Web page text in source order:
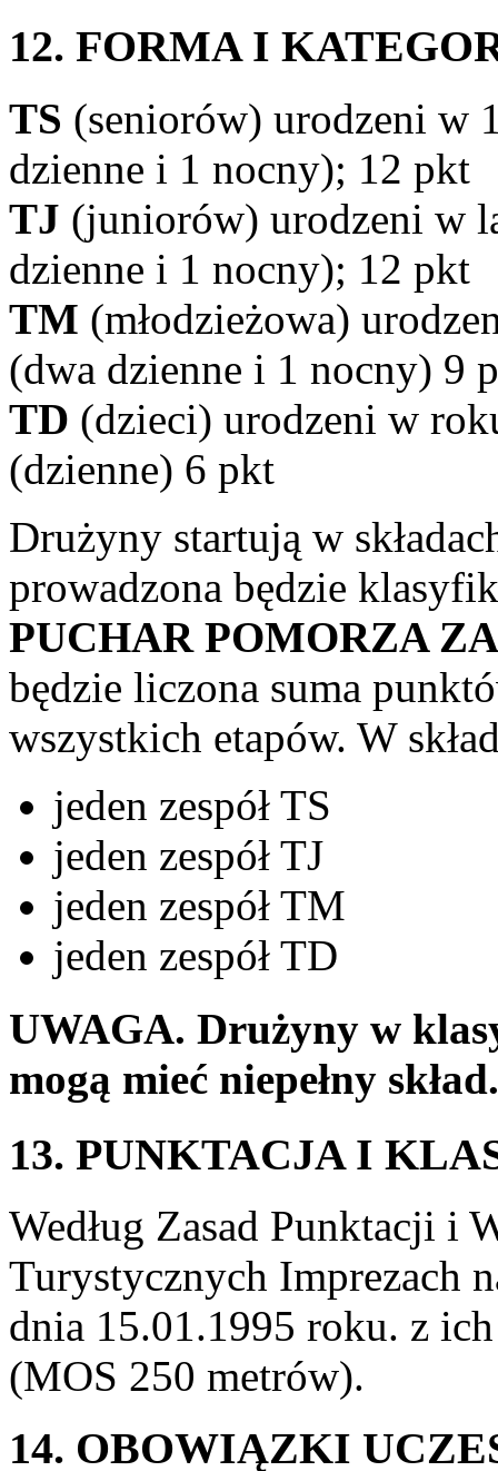
12. FORMA I
TS (seniorów) urodzeni w
dzienne i 1 nocny); 12 pkt
TJ (juniorów) urodzeni w
dzienne i 1 nocny); 12 pkt
TM (młodzieżowa)
(dwa dzienne i 1 nocny) 9
TD (dzieci) urodzeni w
(dzienne) 6 pkt
Drużyny startują w
prowadzona będzie
PUCHAR POMORZA
będzie liczona suma
wszystkich etapów. W
jeden zespół TS
jeden zespół TJ
jeden zespół TM
jeden zespół TD
UWAGA. Drużyny w
mogą mieć niepełny skład.
13. PUNKTACJA I
Według Zasad Punktacji i
Turystycznych Imprezach
dnia 15.01.1995 roku. z
(MOS 250 metrów).
14. OBOWIĄZKI